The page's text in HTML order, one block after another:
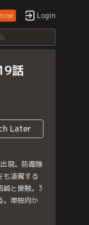
Login
話
Later
現。防衛隊
も凌駕する
崎と接触。3
。単独向か